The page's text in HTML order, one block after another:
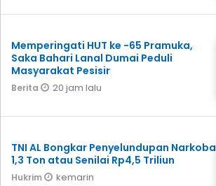
Memperingati HUT ke -65 Pramuka,
Saka Bahari Lanal Dumai Peduli
Masyarakat Pesisir
Berita 20 jam lalu
TNI AL Bongkar Penyelundupan Narkoba
1,3 Ton atau Senilai Rp4,5 Triliun
Hukrim kemarin